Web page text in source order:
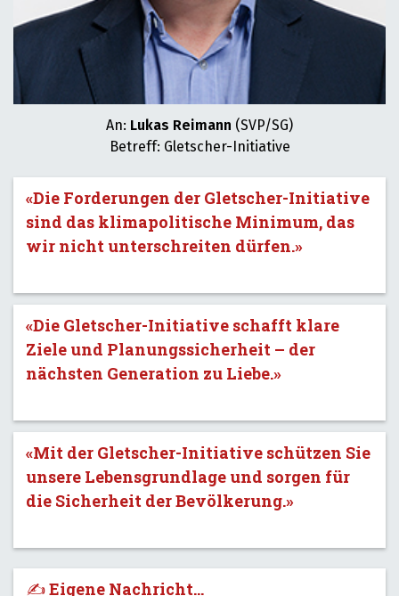
An: Lukas Reimann (SVP/SG)
Betreff: Gletscher-Initiative
«Die Forderungen der Gletscher-Initiative
sind das klimapolitische Minimum, das
wir nicht unterschreiten dürfen.»
«Die Gletscher-Initiative schafft klare
Ziele und Planungssicherheit – der
nächsten Generation zu Liebe.»
«Mit der Gletscher-Initiative schützen Sie
unsere Lebensgrundlage und sorgen für
die Sicherheit der Bevölkerung.»
✍️ Eigene Nachricht...